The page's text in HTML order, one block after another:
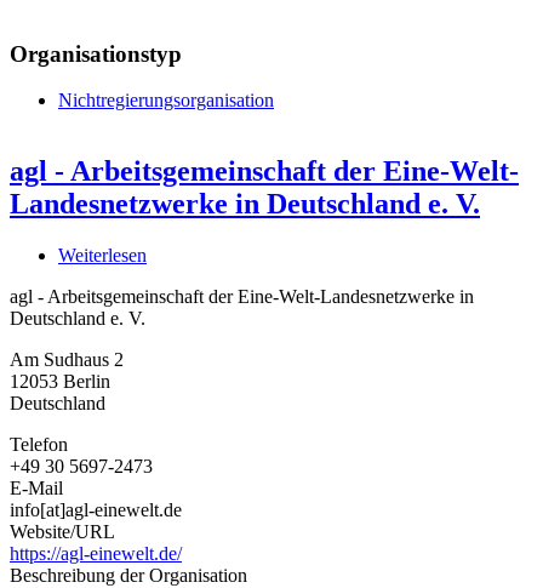
Organisationstyp
Nichtregierungsorganisation
agl - Arbeitsgemeinschaft der Eine-Welt-
Landesnetzwerke in Deutschland e. V.
Weiterlesen
-
e.
agl - Arbeitsgemeinschaft der Eine-Welt-Landesnetzwerke in
Deutschland e. V.
Am Sudhaus 2
12053 Berlin
Deutschland
Telefon
+49 30 5697-2473
E-Mail
info[at]agl-einewelt.de
Website/URL
https://agl-einewelt.de/
Beschreibung der Organisation